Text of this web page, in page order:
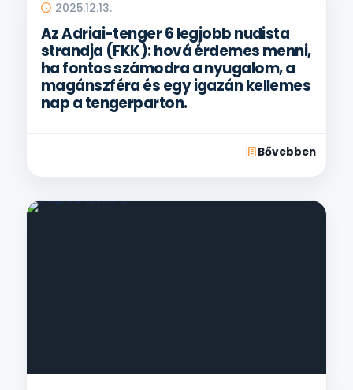
2025.12.13.
Az Adriai-tenger 6 legjobb nudista
strandja (FKK): hová érdemes menni,
ha fontos számodra a nyugalom, a
magánszféra és egy igazán kellemes
nap a tengerparton.
Bővebben